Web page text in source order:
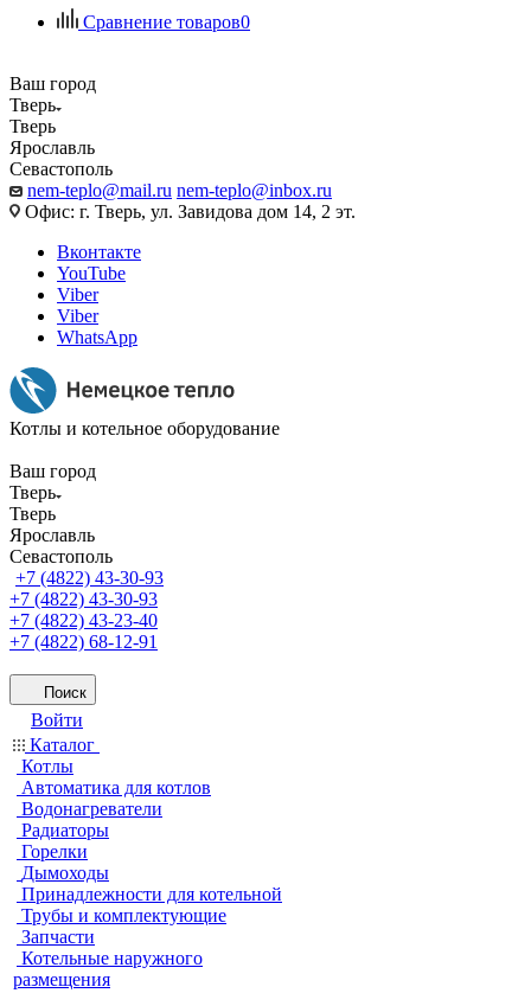
Сравнение товаров0
Ваш город
Тверь
Тверь
Ярославль
Севастополь
nem-teplo@mail.ru nem-teplo@inbox.ru
Офис: г. Тверь, ул. Завидова дом 14, 2 эт.
Вконтакте
YouTube
Viber
Viber
WhatsApp
Котлы и котельное оборудование
Ваш город
Тверь
Тверь
Ярославль
Севастополь
+7 (4822) 43-30-93
+7 (4822) 43-30-93
+7 (4822) 43-23-40
+7 (4822) 68-12-91
Поиск
Войти
Каталог
Котлы
Автоматика для котлов
Водонагреватели
Радиаторы
Горелки
Дымоходы
Принадлежности для котельной
Трубы и комплектующие
Запчасти
Котельные наружного
размещения